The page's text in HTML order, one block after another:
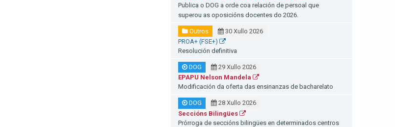
Publica o DOG a orde coa relación de persoal que
superou as oposicións docentes do 2026.
Outros
30 Xullo 2026
PROA+ (FSE+)
Resolución definitiva
DOG
29 Xullo 2026
EPAPU Nelson Mandela
Modificación da oferta das ensinanzas de bacharelato
DOG
28 Xullo 2026
Seccións Bilingües
Prórroga de seccións bilingües en determinados centros